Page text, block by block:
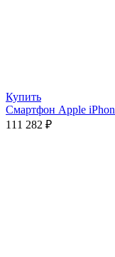
Купить
Смартфон Apple
111 282 ₽